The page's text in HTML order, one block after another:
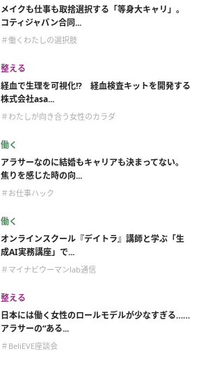
メイクも仕事も取捨選択する「等身大キャリ」。
コティジャパン合同...
＃働くわたしの選択肢
整える
経血で生理を可視化!? 経血検査キットを開発する
株式会社asa...
＃わたしが向き合う女性のカラダ
働く
アラサーなのに結婚もキャリアも決まってない。
焦りを感じた時の向...
＃お仕事ハック
働く
オンラインスクール『デイトラ』講師と学ぶ「生
成AI実務講座」で...
＃マイナビウーマンlab通信
整える
日本には働く女性のロールモデルが少なすぎる……
アラサーの“ある...
＃BeliEVE座談会